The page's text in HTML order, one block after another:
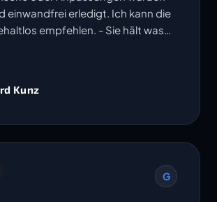
einwandfrei erledigt. Ich kann die
empfehlen. - Sie hält was
verspricht!
Kunz
G